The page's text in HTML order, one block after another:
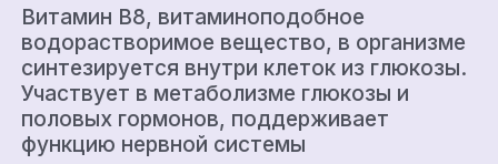
Витамин В8, витаминоподобное
водорастворимое вещество, в организме
синтезируется внутри клеток из глюкозы.
Участвует в метаболизме глюкозы и
половых гормонов, поддерживает
функцию нервной системы